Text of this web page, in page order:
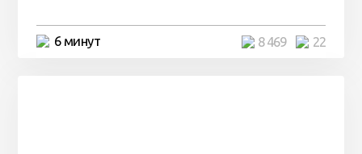
6 минут 22
8 469